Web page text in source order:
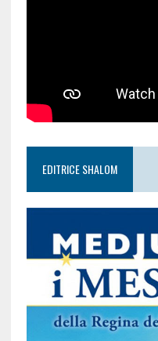
EDITRICE SHALOM